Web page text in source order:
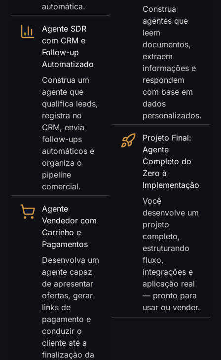
automática.
Agente SDR
com CRM e
Follow-up
Automatizado
Construa um
agente que
qualifica leads,
registra no
CRM, envia
follow-ups
automáticos e
organiza o
pipeline
comercial.
Agente
Vendedor com
Carrinho e
Pagamentos
Desenvolva um
agente capaz
de apresentar
ofertas, gerar
links de
pagamento e
conduzir o
cliente até a
finalização da
Construa
agentes que
leem
documentos,
extraem
informações e
respondem
com base em
dados
personalizados.
Projeto Final:
Agente
Completo do
Zero à
Implementação
Você
desenvolve um
projeto
completo,
estruturando
fluxo,
integrações e
aplicação real
— pronto para
usar ou vender.